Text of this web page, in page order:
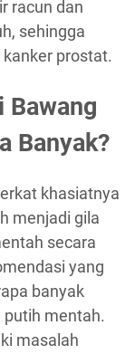
racun dan
sehingga
prostat.
Bawang
Banyak?
khasiatnya
menjadi gila
secara
yang
banyak
mentah.
masalah